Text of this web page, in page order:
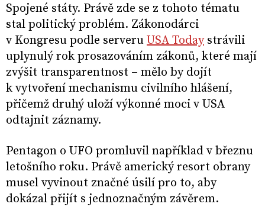
Spojené státy. Právě zde se z tohoto tématu
stal politický problém. Zákonodárci
v Kongresu podle serveru USA Todaystrávili
uplynulý rok prosazováním zákonů, které mají
zvýšit transparentnost – mělo by dojít
k vytvoření mechanismu civilního hlášení,
přičemž druhý uloží výkonné moci v USA
odtajnit záznamy.
Pentagon o UFO promluvil například v březnu
letošního roku. Právě americký resort obrany
musel vyvinout značné úsilí pro to, aby
dokázal přijít s jednoznačným závěrem.